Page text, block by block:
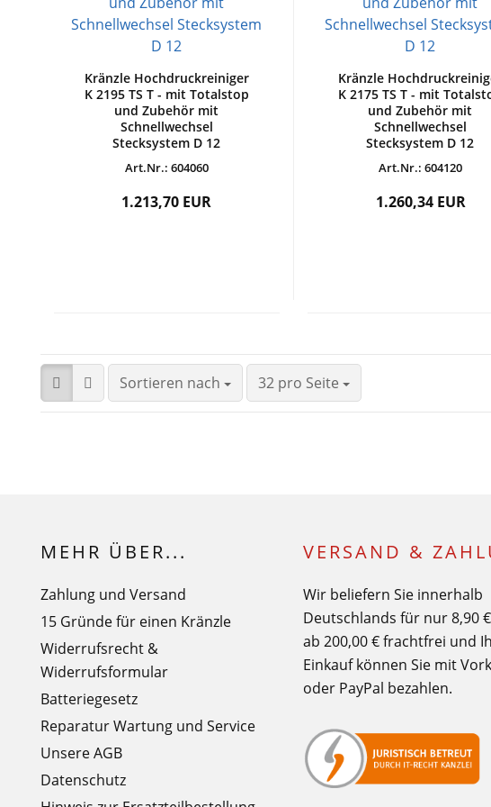
Kränzle Hochdruckreiniger
K 2195 TS T - mit Totalstop
und Zubehör mit
Schnellwechsel
Stecksystem D 12
Art.Nr.: 604060
1.213,70 EUR
Kränzle
K 2175 TS T - mit
und Zubehör mit
Schnellwechsel
Stecksystem D 12
Art.Nr.: 604120
1.260,34 EUR
Sortieren nach 32 pro Seite
MEHR ÜBER...
Zahlung und Versand
15 Gründe für einen Kränzle
Widerrufsrecht &
Widerrufsformular
Batteriegesetz
Reparatur Wartung und Service
Unsere AGB
Datenschutz
VERSAND &
Wir beliefern Sie innerhalb
Deutschlands für nur 8,90
ab 200,00 € frachtfrei und
Einkauf können Sie mit
oder PayPal bezahlen.